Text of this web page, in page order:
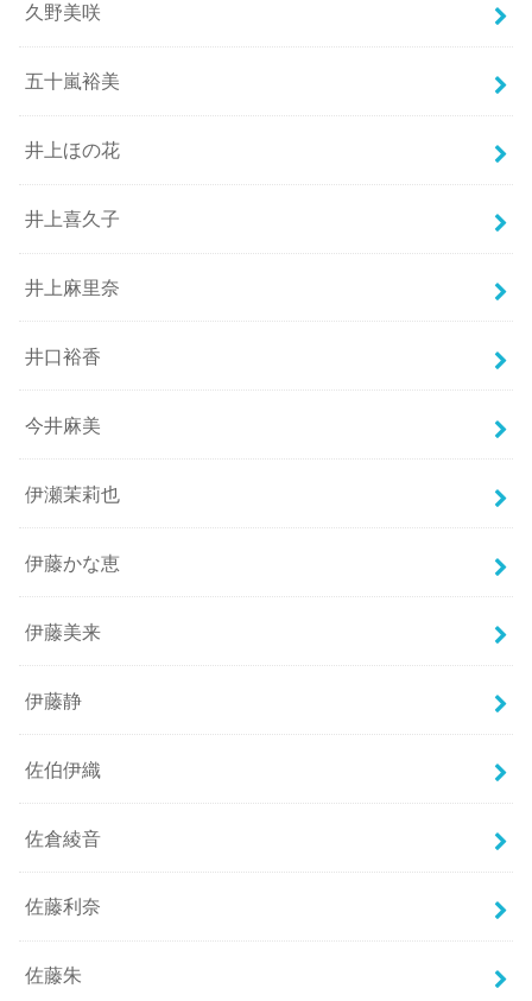
久野美咲
五十嵐裕美
井上ほの花
井上喜久子
井上麻里奈
井口裕香
今井麻美
伊瀬茉莉也
伊藤かな恵
伊藤美来
伊藤静
佐伯伊織
佐倉綾音
佐藤利奈
佐藤朱